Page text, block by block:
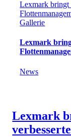
Lexmark bringt
Gallerie
Lexmark
News
Lexmark